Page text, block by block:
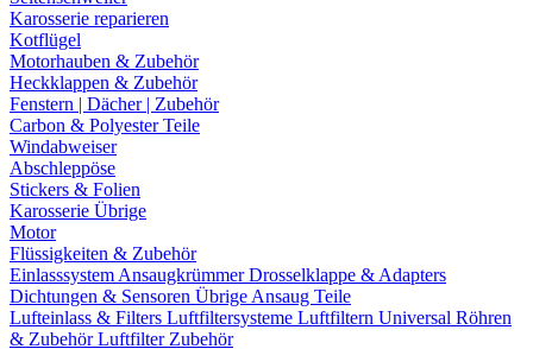
Karosserie reparieren
Kotflügel
Motorhauben & Zubehör
Heckklappen & Zubehör
Fenstern | Dächer | Zubehör
Carbon & Polyester Teile
Windabweiser
Abschleppöse
Stickers & Folien
Karosserie Übrige
Motor
Flüssigkeiten & Zubehör
Einlasssystem AnsaugkrümmerDrosselklappe & Adapters
Dichtungen & Sensoren Übrige Ansaug Teile
Lufteinlass & Filters Luftfiltersysteme Luftfiltern Universal Röhren
& ZubehörLuftfilter Zubehör